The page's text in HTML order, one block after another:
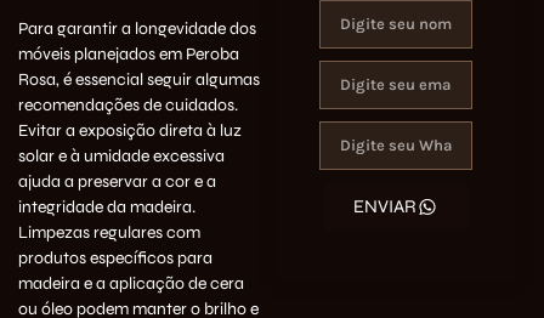
Para garantir a longevidade dos
móveis planejados em Peroba
Rosa, é essencial seguir algumas
recomendações de cuidados.
Evitar a exposição direta à luz
solar e à umidade excessiva
ajuda a preservar a cor e a
integridade da madeira.
Limpezas regulares com
produtos específicos para
madeira e a aplicação de cera
ou óleo podem manter o brilho e
ENVIAR